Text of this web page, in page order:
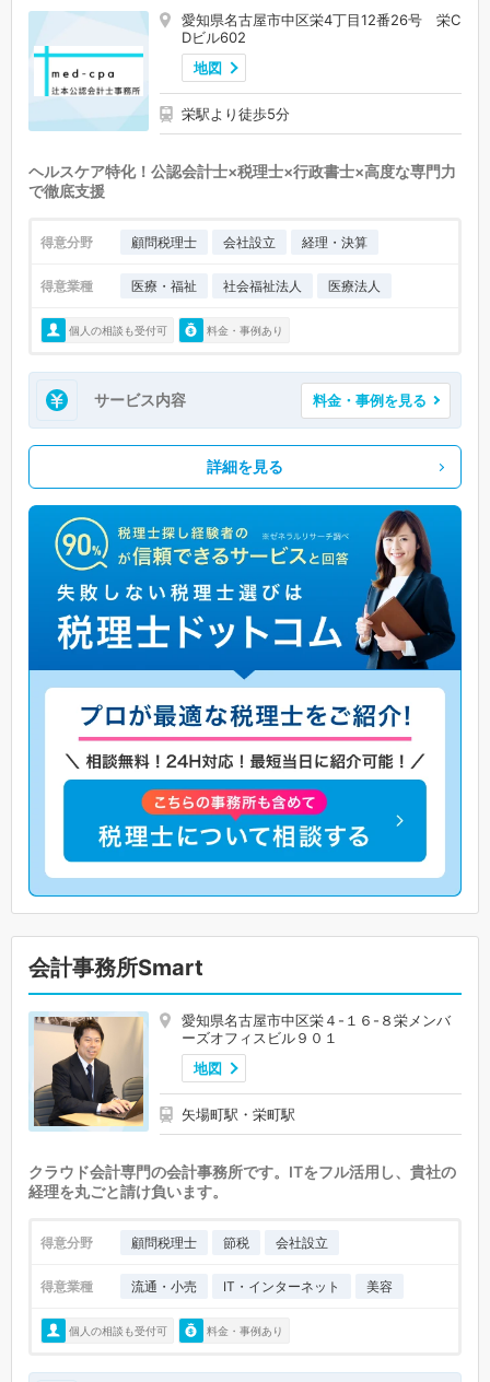
愛知県名古屋市中区栄4丁目12番26号 栄C
Dビル602
地図
栄駅より徒歩5分
ヘルスケア特化！公認会計士×税理士×行政書士×高度な専門力
で徹底支援
得意分野 顧問税理士 会社設立 経理・決算
得意業種 医療・福祉 社会福祉法人 医療法人
個人の相談も受付可 料金・事例あり
サービス内容 料金・事例を見る
詳細を見る
会計事務所Smart
愛知県名古屋市中区栄４-１６-８栄メンバ
ーズオフィスビル９０１
地図
矢場町駅・栄町駅
クラウド会計専門の会計事務所です。ITをフル活用し、貴社の
経理を丸ごと請け負います。
得意分野 顧問税理士 節税 会社設立
得意業種 流通・小売 IT・インターネット 美容
個人の相談も受付可 料金・事例あり